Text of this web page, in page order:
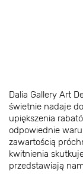
Dalia Gallery Art
świetnie nadaje
upiększenia
odpowiednie
zawartością
kwitnienia
przedstawiają